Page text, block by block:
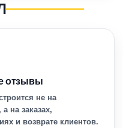
отзывы
не на
на заказах,
и возврате клиентов.